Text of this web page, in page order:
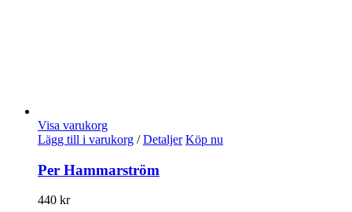
Visa varukorg
Lägg till i varukorg / Detaljer Köp nu
Per Hammarström
440 kr